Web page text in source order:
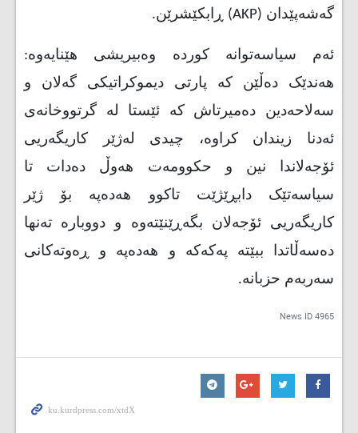
گەشەپێدان (AKP) ڕابکێشرێن.
ئەم سیاسەتوانە کوردە وەبیریشی هێنایەوە:
هەندێک دەڵێن کە پارتی دیموکراتیکی گەلان و
سەلاحەدین دەمیرتاش کە ئێستا لە گرتووخانەی
ئەدنا زیندان کراوە، چیدی لەژێر کاریگەریی
ئۆجەلاندا نین و حکوومەت هەوڵ دەدات تا
سیاسەتێک دابڕێژێت تاکوو هەدەپە بۆ ژێر
کاریگەریی ئۆجەلان بگەڕێنێتەوە و دووبارە تەنها
دەسەڵاتدا ببێتە پەکەکە و هەدەپە و ڕەوتەکانی
سەربەم حزبانە.
News ID4965